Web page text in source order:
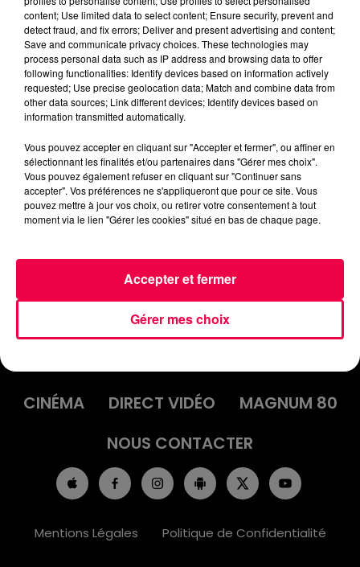
Flash infos
Crédit :Flash infos
podcasts/2023/08/ANNIV300823.mp3
INFOS
EMISSIONS
CINÉMA
DIRECT VIDÉO
MAGNUM 80
NOUS CONTACTER
Mentions Légales Politique de Confidentialité
content; Use limited data to select content; Ensure security, prevent and
detect fraud, and fix errors; Deliver and present advertising and content;
Save and communicate privacy choices. These technologies may
process personal data such as IP address and browsing data to offer
following functionalities: Identify devices based on information actively
requested; Use precise geolocation data; Match and combine data from
other data sources; Link different devices; Identify devices based on
information transmitted automatically.
Vous pouvez accepter en cliquant sur "Accepter et fermer", ou affiner en
sélectionnant les finalités et/ou partenaires dans "Gérer mes choix".
Vous pouvez également refuser en cliquant sur "Continuer sans
accepter". Vos préférences ne s'appliqueront que pour ce site. Vous
pouvez mettre à jour vos choix, ou retirer votre consentement à tout
moment via le lien "Gérer les cookies" situé en bas de chaque page.
Gérer mes choix
Accepter et fermer